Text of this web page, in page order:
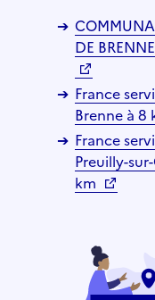
DE
France
Brenne à 8
France
Preuilly-
km